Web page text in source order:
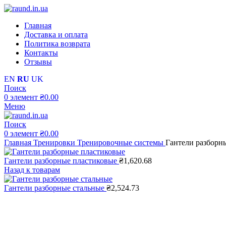
Главная
Доставка и оплата
Политика возврата
Контакты
Отзывы
EN RU UK
Поиск
0 элемент ₴0.00
Меню
Поиск
0 элемент ₴0.00
Главная Тренировки Тренировочные системы Гантели
Гантели разборные пластиковые ₴1,620.68
Назад к товарам
Гантели разборные стальные ₴2,524.73